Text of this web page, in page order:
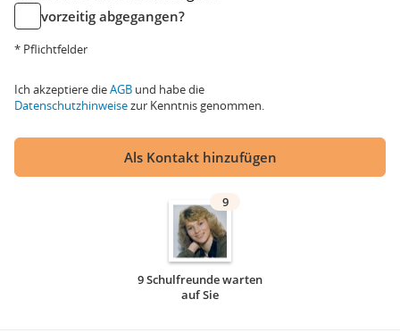
vorzeitig abgegangen?
* Pflichtfelder
Ich akzeptiere dieAGB und habe die
Datenschutzhinweisezur Kenntnis genommen.
Als Kontakt hinzufügen
9
9 Schulfreunde warten
auf Sie